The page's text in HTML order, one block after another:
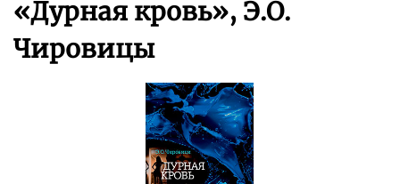
«Дурная кровь», Э.О.
Чировицы